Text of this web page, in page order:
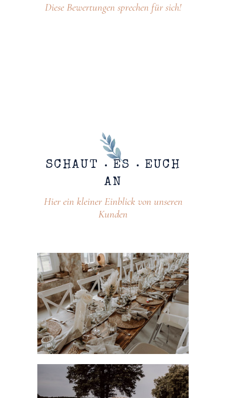
Diese Bewertungen sprechen für sich!
SCHAUT ES
EUCH
AN
Hier ein kleiner Einblick von unseren
Kunden